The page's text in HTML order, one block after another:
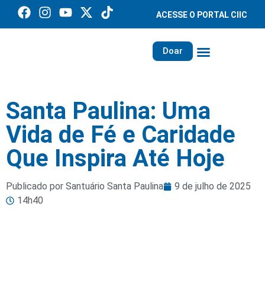
ACESSE O PORTAL CIIC
Doar
Santa Paulina: Uma
Vida de Fé e Caridade
Que Inspira Até Hoje
Publicado por Santuário Santa Paulina
9 de julho de 2025
14h40